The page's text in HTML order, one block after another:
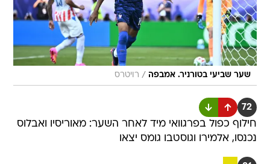
שער שביעי בטורניר. אמבפה / רויטרס
72
חילוף כפול בפרגוואי מיד לאחר השער: מאוריסיו ואבלוס
נכנסו, אלמירו וגוסטבו גומס יצאו